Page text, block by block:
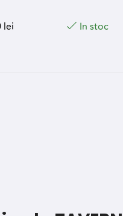
lei In stoc